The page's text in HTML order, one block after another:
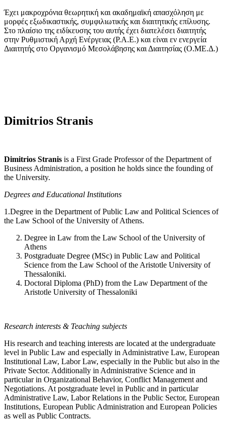
Έχει μακροχρόνια θεωρητική και ακαδημαϊκή απασχόληση με
μορφές εξωδικαστικής, συμφιλιωτικής και διαιτητικής επίλυσης.
Στο πλαίσιο της ειδίκευσης του αυτής έχει διατελέσει διαιτητής
στην Ρυθμιστική Αρχή Ενέργειας (Ρ.Α.Ε.) και είναι εν ενεργεία
Διαιτητής στο Οργανισμό Μεσολάβησης και Διαιτησίας (Ο.ΜΕ.Δ.)
Dimitrios Stranis
Dimitrios Stranis is a First Grade Professor of the Department of
Business Administration, a position he holds since the founding of
the University.
Degrees and Educational Institutions
1.Degree in the Department of Public Law and Political Sciences of
the Law School of the University of Athens.
Degree in Law from the Law School of the University of
Athens
Postgraduate Degree (MSc) in Public Law and Political
Science from the Law School of the Aristotle University of
Thessaloniki.
Doctoral Diploma (PhD) from the Law Department of the
Aristotle University of Thessaloniki
Research interests & Teaching subjects
His research and teaching interests are located at the undergraduate
level in Public Law and especially in Administrative Law, European
Institutional Law, Labor Law, especially in the Public but also in the
Private Sector. Additionally in Administrative Science and in
particular in Organizational Behavior, Conflict Management and
Negotiations. At postgraduate level in Public and in particular
Administrative Law, Labor Relations in the Public Sector, European
Institutions, European Public Administration and European Policies
as well as Public Contracts.